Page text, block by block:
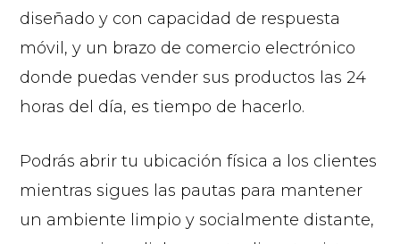
diseñado y con capacidad de respuesta
móvil, y un brazo de comercio electrónico
donde puedas vender sus productos las 24
horas del día, es tiempo de hacerlo.
Podrás abrir tu ubicación física a los clientes
mientras sigues las pautas para mantener
un ambiente limpio y socialmente distante,